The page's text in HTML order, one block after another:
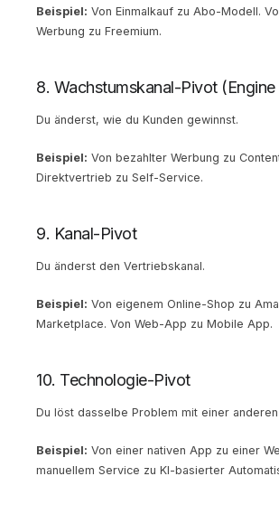
Beispiel: Von Einmalkauf zu Abo-Modell.
Werbung zu Freemium.
8. Wachstumskanal-Pivot
Du änderst, wie du Kunden gewinnst.
Beispiel: Von bezahlter Werbung zu
Direktvertrieb zu Self-Service.
9. Kanal-Pivot
Du änderst den Vertriebskanal.
Beispiel: Von eigenem Online-Shop zu
Marketplace. Von Web-App zu Mobile App.
10. Technologie-Pivot
Du löst dasselbe Problem mit einer
Beispiel: Von einer nativen App zu einer
manuellem Service zu KI-basierter